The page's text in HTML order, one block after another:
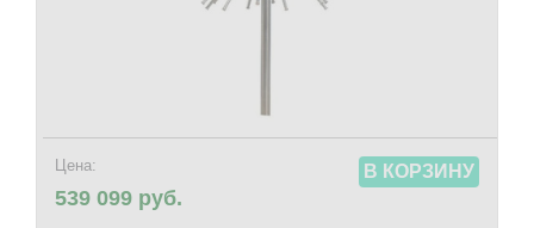
Цена:
539 099 руб.
В КОРЗИНУ